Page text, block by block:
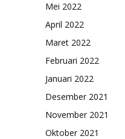
Mei 2022
April 2022
Maret 2022
Februari 2022
Januari 2022
Desember 2021
November 2021
Oktober 2021